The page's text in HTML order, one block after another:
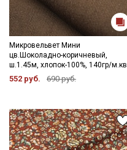
Микровельвет Мини
цв.Шоколадно-коричневый,
ш.1.45м, хлопок-100%, 140гр/м.кв
552 руб. 690 руб.